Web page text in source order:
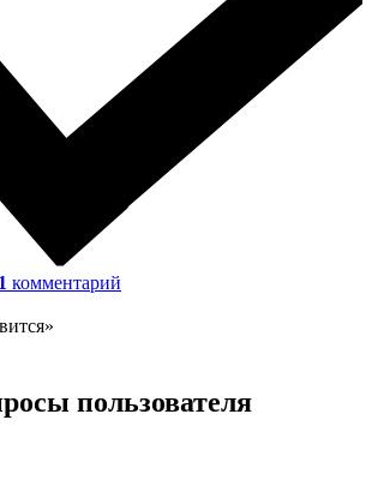
1 комментарий
пользователя